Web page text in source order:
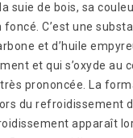
suie de bois, sa
C’est une
et d’huile
et qui s’oxyde au
prononcée. La
du refroidissement
apparaît